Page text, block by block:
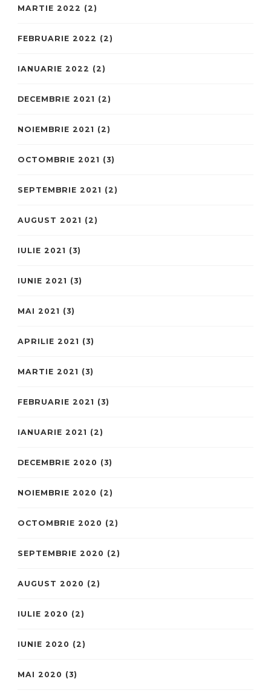
MARTIE 2022 (2)
FEBRUARIE 2022 (2)
IANUARIE 2022 (2)
DECEMBRIE 2021 (2)
NOIEMBRIE 2021 (2)
OCTOMBRIE 2021 (3)
SEPTEMBRIE 2021 (2)
AUGUST 2021 (2)
IULIE 2021 (3)
IUNIE 2021 (3)
MAI 2021 (3)
APRILIE 2021 (3)
MARTIE 2021 (3)
FEBRUARIE 2021 (3)
IANUARIE 2021 (2)
DECEMBRIE 2020 (3)
NOIEMBRIE 2020 (2)
OCTOMBRIE 2020 (2)
SEPTEMBRIE 2020 (2)
AUGUST 2020 (2)
IULIE 2020 (2)
IUNIE 2020 (2)
MAI 2020 (3)